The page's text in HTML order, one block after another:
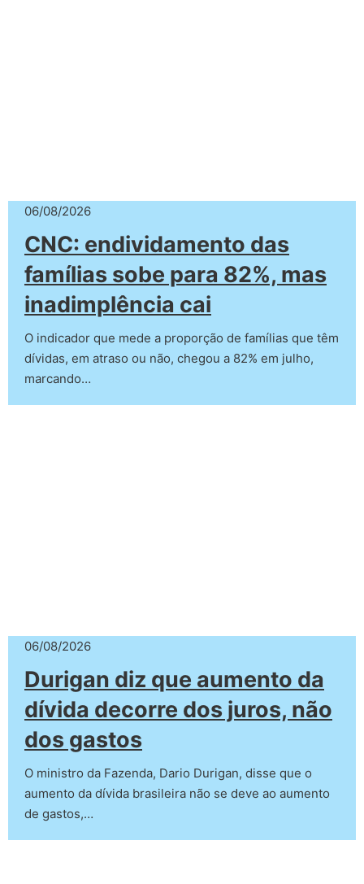
06/08/2026
CNC: endividamento das
famílias sobe para 82%, mas
inadimplência cai
O indicador que mede a proporção de famílias que têm
dívidas, em atraso ou não, chegou a 82% em julho,
marcando…
06/08/2026
Durigan diz que aumento da
dívida decorre dos juros, não
dos gastos
O ministro da Fazenda, Dario Durigan, disse que o
aumento da dívida brasileira não se deve ao aumento
de gastos,…